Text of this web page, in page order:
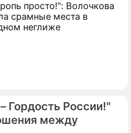
просто!": Волочкова
срамные места в
неглиже
Гордость России!"
между